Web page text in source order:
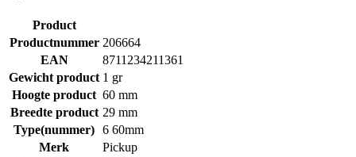
Product
Productnummer 206664
EAN
8711234211361
Gewicht product 1 gr
Hoogte product 60 mm
Breedte product 29 mm
Type(nummer) 6 60mm
Merk
Pickup